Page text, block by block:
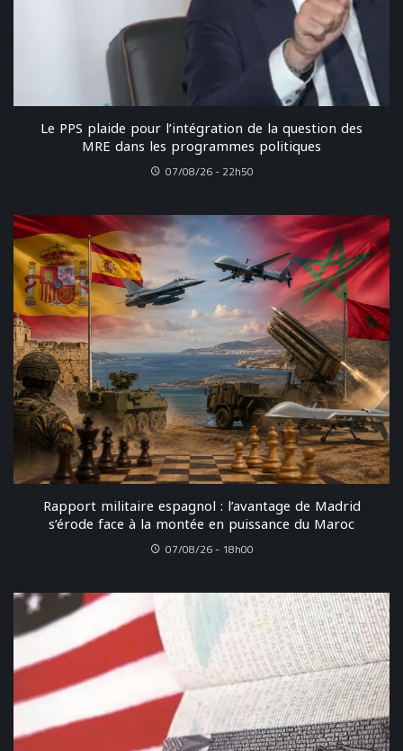
Le PPS plaide pour l’intégration de la question des
MRE dans les programmes politiques
07/08/26 - 22h50
Rapport militaire espagnol : l’avantage de Madrid
s’érode face à la montée en puissance du Maroc
07/08/26 - 18h00